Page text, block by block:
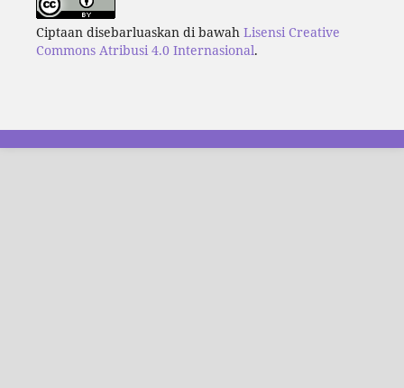
Ciptaan disebarluaskan di bawah Lisensi Creative
Commons Atribusi 4.0 Internasional.